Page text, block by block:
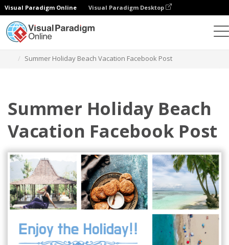
Visual Paradigm Online Visual Paradigm Desktop
Summer Holiday Beach Vacation Facebook Post
Summer Holiday Beach
Vacation Facebook Post